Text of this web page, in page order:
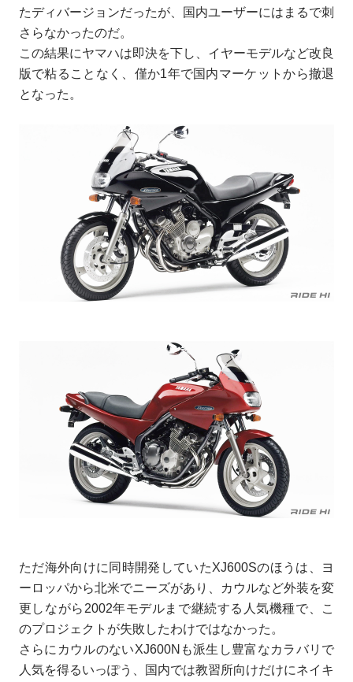
たディバージョンだったが、国内ユーザーにはまるで刺
さらなかったのだ。
この結果にヤマハは即決を下し、イヤーモデルなど改良
版で粘ることなく、僅か1年で国内マーケットから撤退
となった。
ただ海外向けに同時開発していたXJ600Sのほうは、ヨ
ーロッパから北米でニーズがあり、カウルなど外装を変
更しながら2002年モデルまで継続する人気機種で、こ
のプロジェクトが失敗したわけではなかった。
さらにカウルのないXJ600Nも派生し豊富なカラバリで
人気を得るいっぽう、国内では教習所向けだけにネイキ